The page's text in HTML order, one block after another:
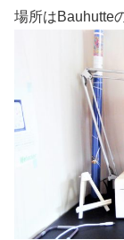
場所はBauhutte